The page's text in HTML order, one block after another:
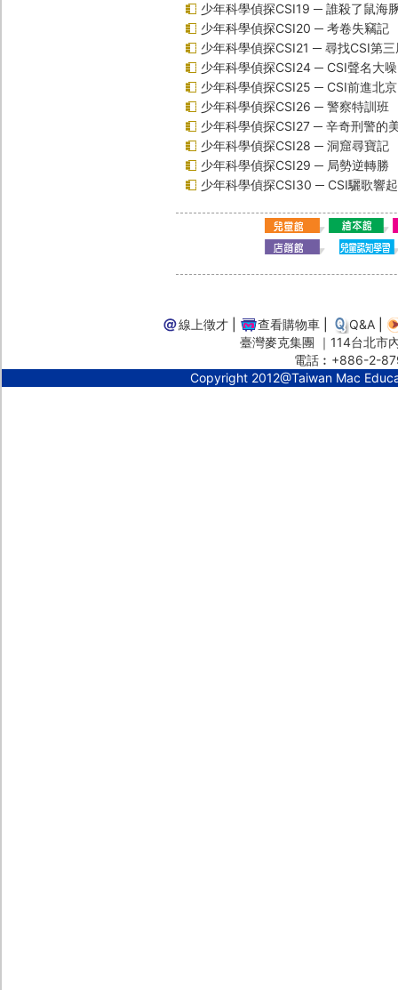
少年科學偵探CSI19 ─ 誰殺了鼠海
少年科學偵探CSI20 ─ 考卷失竊記
少年科學偵探CSI21 ─ 尋找CSI第三
少年科學偵探CSI24 ─ CSI聲名大
少年科學偵探CSI25 ─ CSI前進北
少年科學偵探CSI26 ─ 警察特訓班
少年科學偵探CSI27 ─ 辛奇刑警的
少年科學偵探CSI28 ─ 洞窟尋寶記
少年科學偵探CSI29 ─ 局勢逆轉勝
少年科學偵探CSI30 ─ CSI驪歌響
線上徵才 查看購物車 Q&A
臺灣麥克集團 ｜114台北
電話︰+886-2-
Copyright 2012@Taiwan Mac